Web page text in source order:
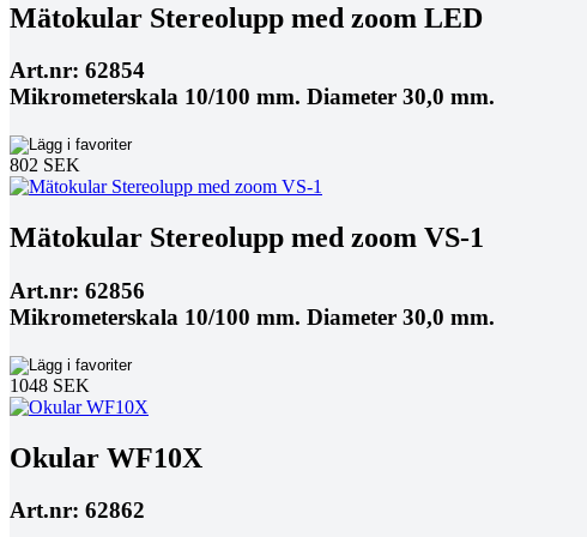
Mätokular Stereolupp med zoom LED
Art.nr: 62854
Mikrometerskala 10/100 mm. Diameter 30,0 mm.
802 SEK
Mätokular Stereolupp med zoom VS-1
Art.nr: 62856
Mikrometerskala 10/100 mm. Diameter 30,0 mm.
1048 SEK
Okular WF10X
Art.nr: 62862